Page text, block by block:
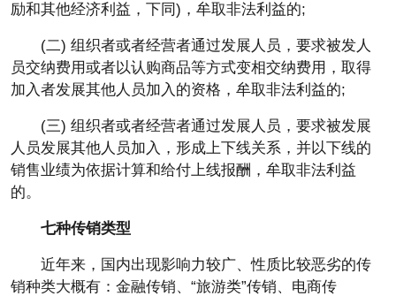
励和其他经济利益，下同)，牟取非法利益的;
(二) 组织者或者经营者通过发展人员，要求被发人
员交纳费用或者以认购商品等方式变相交纳费用，取得
加入者发展其他人员加入的资格，牟取非法利益的;
(三) 组织者或者经营者通过发展人员，要求被发展
人员发展其他人员加入，形成上下线关系，并以下线的
销售业绩为依据计算和给付上线报酬，牟取非法利益
的。
七种传销类型
近年来，国内出现影响力较广、性质比较恶劣的传
销种类大概有：金融传销、“旅游类”传销、电商传